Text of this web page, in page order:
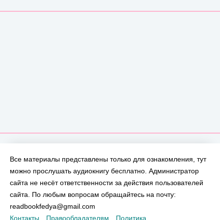
Все материалы представлены только для ознакомления, тут
можно прослушать аудиокнигу бесплатно. Администратор
сайта не несёт ответственности за действия пользователей
сайта. По любым вопросам обращайтесь на почту:
readbookfedya@gmail.com
Контакты
Правообладателям Политика